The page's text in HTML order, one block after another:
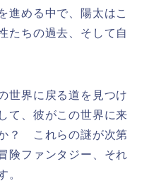
進める中で、陽太はこ
たちの過去、そして自
世界に戻る道を見つけ
て、彼がこの世界に来
？ これらの謎が次第
険ファンタジー、それ
。